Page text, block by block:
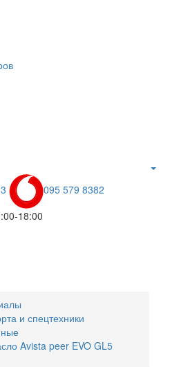
095 579 8382
18:00
и спецтехники
Avista peer EVO GL5